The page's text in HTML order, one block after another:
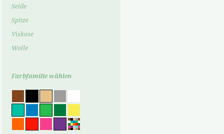
Seide
Spitze
Viskose
Wolle
Farbfamilie wählen